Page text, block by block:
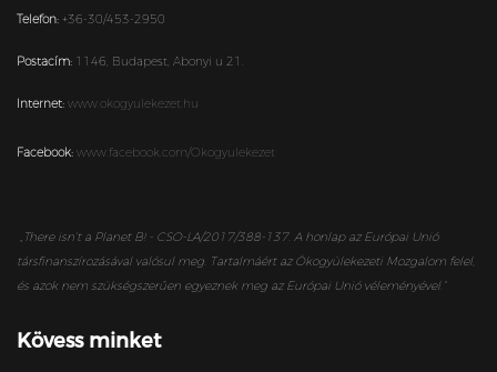
Telefon: +36-30/453-2950
Postacím: 1146, Budapest, Abonyi u 21.
Internet: www.okogyulekezet.hu
Facebook: www.facebook.com/Okogyulekezet
„ There isn’t a Planet B! - CSO-LA/2017/388-137. A honlap az Európai Unió
társfinanszírozásával valósul meg. Tartalmáért az Ökogyülekezeti Mozgalom felel,
és azok nem szükségszerűen egyeznek meg az Európai Unió véleményével.”
Kövess minket